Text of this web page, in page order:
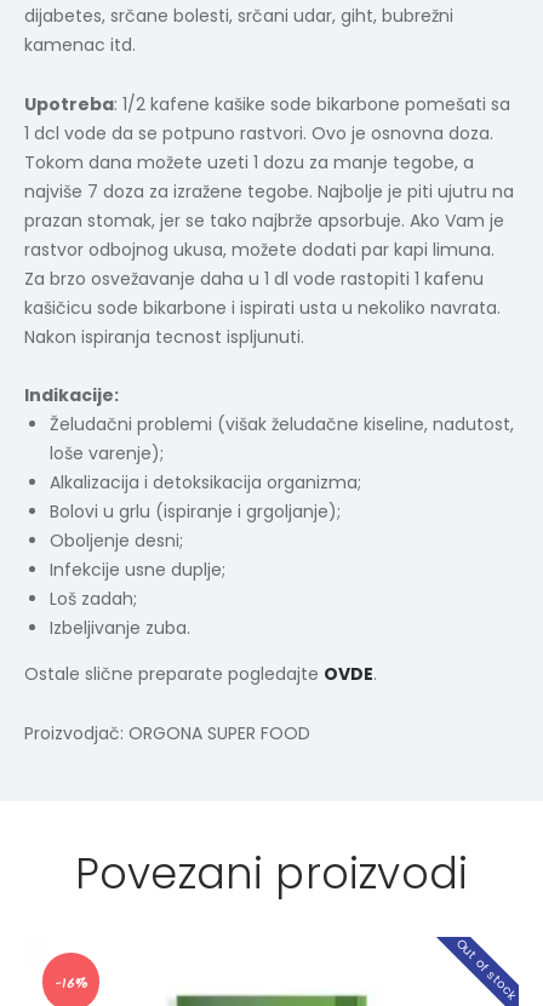
dijabetes, srčane bolesti, srčani udar, giht, bubrežni
kamenac itd.
Upotreba: 1/2 kafene kašike sode bikarbone pomešati sa
1 dcl vode da se potpuno rastvori. Ovo je osnovna doza.
Tokom dana možete uzeti 1 dozu za manje tegobe, a
najviše 7 doza za izražene tegobe. Najbolje je piti ujutru na
prazan stomak, jer se tako najbrže apsorbuje. Ako Vam je
rastvor odbojnog ukusa, možete dodati par kapi limuna.
Za brzo osvežavanje daha u 1 dl vode rastopiti 1 kafenu
kašičicu sode bikarbone i ispirati usta u nekoliko navrata.
Nakon ispiranja tecnost ispljunuti.
Indikacije:
Želudačni problemi (višak želudačne kiseline, nadutost,
loše varenje);
Alkalizacija i detoksikacija organizma;
Bolovi u grlu (ispiranje i grgoljanje);
Oboljenje desni;
Infekcije usne duplje;
Loš zadah;
Izbeljivanje zuba.
Ostale slične preparate pogledajte OVDE.
Proizvodjač: ORGONA SUPER FOOD
Povezani proizvodi
Out of stock
-16%